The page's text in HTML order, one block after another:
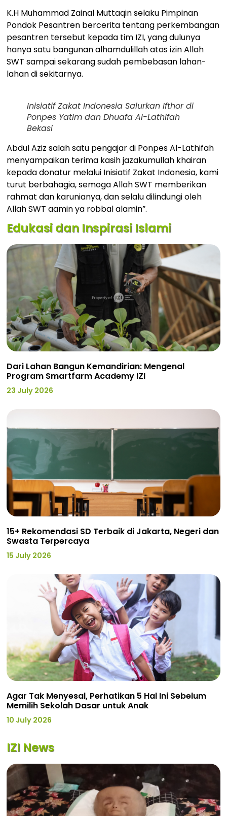
K.H Muhammad Zainal Muttaqin selaku Pimpinan
Pondok Pesantren bercerita tentang perkembangan
pesantren tersebut kepada tim IZI, yang dulunya
hanya satu bangunan alhamdulillah atas izin Allah
SWT sampai sekarang sudah pembebasan lahan-
lahan di sekitarnya.
Inisiatif Zakat Indonesia Salurkan Ifthor di
Ponpes Yatim dan Dhuafa Al-Lathifah
Bekasi
Abdul Aziz salah satu pengajar di Ponpes Al-Lathifah
menyampaikan terima kasih jazakumullah khairan
kepada donatur melalui Inisiatif Zakat Indonesia, kami
turut berbahagia, semoga Allah SWT memberikan
rahmat dan karunianya, dan selalu dilindungi oleh
Allah SWT aamin ya robbal alamin”.
Edukasi dan Inspirasi Islami
Dari Lahan Bangun Kemandirian: Mengenal
Program Smartfarm Academy IZI
23 July 2026
15+ Rekomendasi SD Terbaik di Jakarta, Negeri dan
Swasta Terpercaya
15 July 2026
Agar Tak Menyesal, Perhatikan 5 Hal Ini Sebelum
Memilih Sekolah Dasar untuk Anak
10 July 2026
IZI News